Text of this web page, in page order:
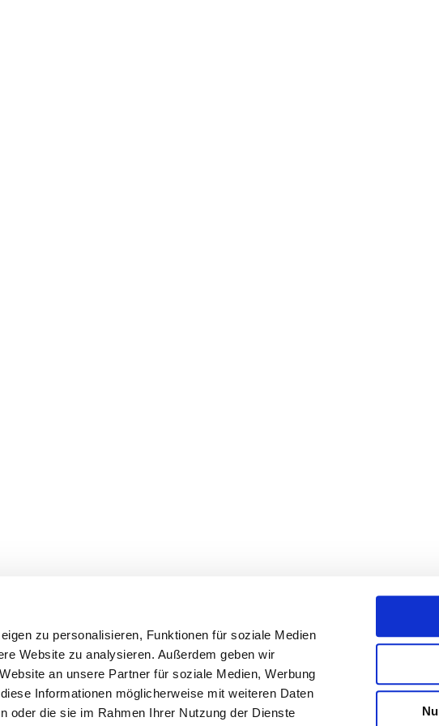
zu personalisieren, Funktionen für soziale Medien
Website zu analysieren. Außerdem geben wir
an unsere Partner für soziale Medien, Werbung
Informationen möglicherweise mit weiteren Daten
oder die sie im Rahmen Ihrer Nutzung der Dienste